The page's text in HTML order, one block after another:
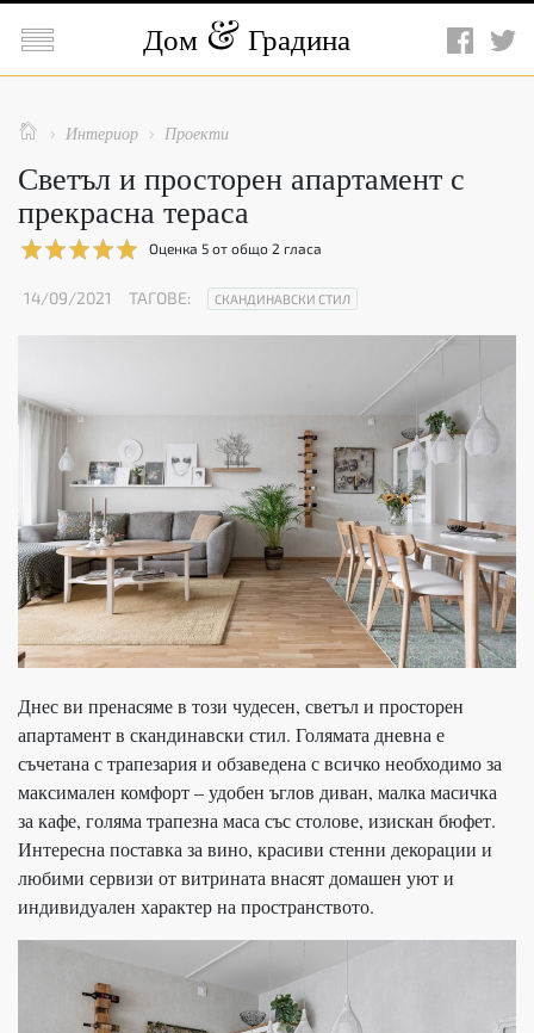
 Дом Градина
  Интериор  Проекти
Светъл и просторен апартамент с
прекрасна тераса
Оценка 5 от общо 2 гласа
14/09/2021 ТАГОВЕ: СКАНДИНАВСКИ СТИЛ
Днес ви пренасяме в този чудесен, светъл и просторен
апартамент в скандинавски стил. Голямата дневна е
съчетана с трапезария и обзаведена с всичко необходимо за
максимален комфорт – удобен ъглов диван, малка масичка
за кафе, голяма трапезна маса със столове, изискан бюфет.
Интересна поставка за вино, красиви стенни декорации и
любими сервизи от витрината внасят домашен уют и
индивидуален характер на пространството.